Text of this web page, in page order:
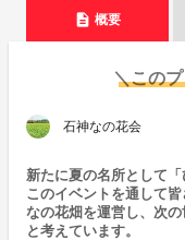
description 概要
＼この
石神なの花会
新たに夏の名所として
このイベントを通して
なの花畑を運営し、次
と考えています。